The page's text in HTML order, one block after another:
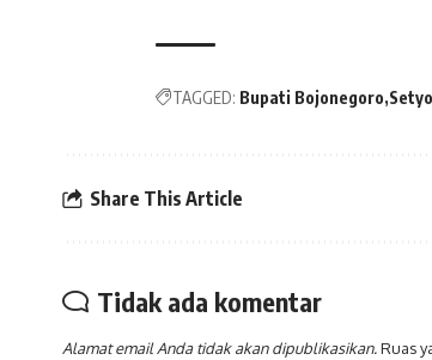
TAGGED: Bupati Bojonegoro
Share This Article
Tidak ada komentar
Alamat email Anda tidak akan dipublikasikan.Ruas